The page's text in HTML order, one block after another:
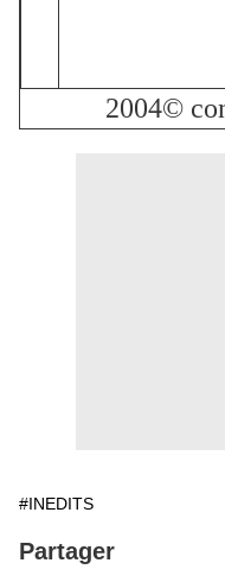
2004©
#INEDITS
Partager